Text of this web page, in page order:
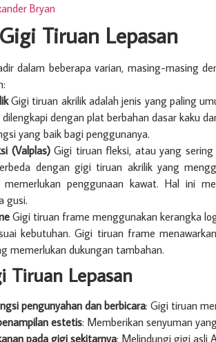
Bryan
Tiruan Lepasan
dalam beberapa varian, masing-masing
Gigi tiruan akrilik adalah jenis yang paling
dengan plat berbahan dasar kaku
yang baik bagi penggunanya.
(Valplas)Gigi tiruan fleksi, atau yang sering
dengan gigi tiruan akrilik yang
penggunaan kawat. Hal ini
gusi.
Gigi tiruan frame menggunakan kerangka
kebutuhan. Gigi tiruan frame
memerlukan dukungan tambahan.
Tiruan Lepasan
pengunyahan dan berbicara: Gigi tiruan
estetis: Memberikan senyuman
pada gigi sekitarnya: Melindungi gigi asli